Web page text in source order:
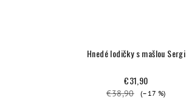
Hnedé lodičky s mašlou Sergi
€31,90
€38,90 (–17 %)